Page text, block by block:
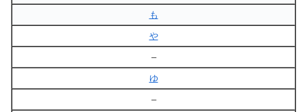
も
や
–
ゆ
–